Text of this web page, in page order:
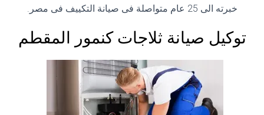
خبرته الى 25 عام متواصلة فى صيانة التكييف فى مصر.
توكيل صيانة ثلاجات كنمور المقطم